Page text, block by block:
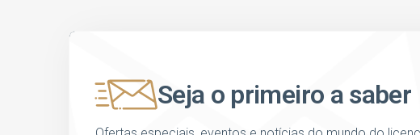
Seja o primeiro a saber